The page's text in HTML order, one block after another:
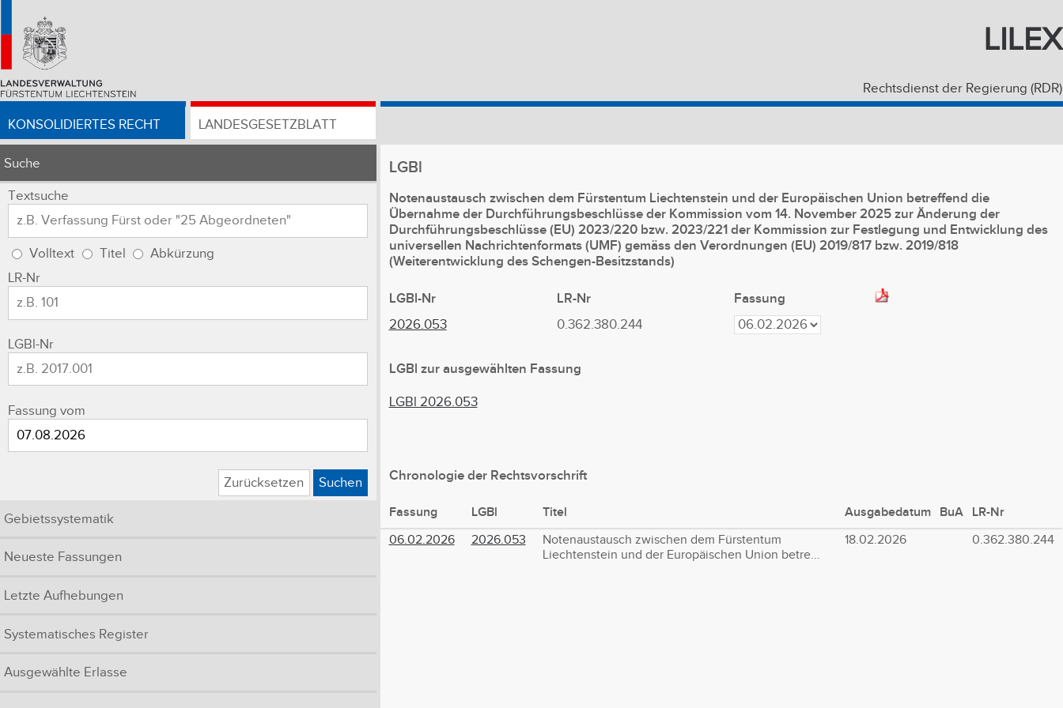
LILEX
Rechtsdienst der Regierung (RDR)
KONSOLIDIERTES RECHT LANDESGESETZBLATT
Suche
Textsuche
Volltext Titel
Abkürzung
LR-Nr
LGBl-Nr
Fassung vom
Zurücksetzen Suchen
Gebietssystematik
Neueste Fassungen
Letzte Aufhebungen
Systematisches Register
Ausgewählte Erlasse
LGBl
Notenaustausch zwischen dem Fürstentum Liechtenstein und der Europäischen Union betreffend die
Übernahme der Durchführungsbeschlüsse der Kommission vom 14. November 2025 zur Änderung der
Durchführungsbeschlüsse (EU) 2023/220 bzw. 2023/221 der Kommission zur Festlegung und Entwicklung des
universellen Nachrichtenformats (UMF) gemäss den Verordnungen (EU) 2019/817 bzw. 2019/818
(Weiterentwicklung des Schengen-Besitzstands)
LGBl-Nr LR-Nr
Fassung
2026.053
0.362.380.244
LGBl zur ausgewählten Fassung
LGBl 2026.053
Chronologie der Rechtsvorschrift
Fassung LGBl Titel Ausgabedatum BuA
LR-Nr
06.02.2026
2026.053
Notenaustausch zwischen dem Fürstentum
Liechtenstein und der Europäischen Union betre...
18.02.2026 0.362.380.244